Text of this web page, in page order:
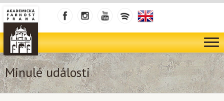
Minulé události